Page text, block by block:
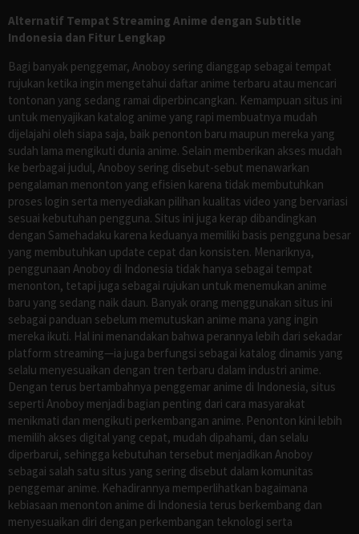
Alternatif Tempat Streaming Anime dengan Subtitle
Indonesia dan Fitur Lengkap
Bagi banyak penggemar, Anoboy sering dianggap sebagai tempat
rujukan ketika ingin mengetahui daftar anime terbaru atau mencari
tontonan yang sedang ramai diperbincangkan. Kemampuan situs ini
untuk menyajikan katalog anime yang rapi membuatnya mudah
dijelajahi oleh siapa saja, baik penonton baru maupun mereka yang
sudah lama mengikuti dunia anime. Selain memberikan akses mudah
ke berbagai judul, Anoboy sering disebut-sebut menawarkan
pengalaman menonton yang efisien karena tidak membutuhkan
proses login serta menyediakan pilihan kualitas video yang bervariasi
sesuai kebutuhan pengguna. Situs ini juga kerap dibandingkan
dengan Samehadaku karena keduanya memiliki basis pengguna besar
yang membutuhkan update cepat dan konsisten. Menariknya,
penggunaan Anoboy di Indonesia tidak hanya sebagai tempat
menonton, tetapi juga sebagai rujukan untuk menemukan anime
baru yang sedang naik daun. Banyak orang menggunakan situs ini
sebagai panduan sebelum memutuskan anime mana yang ingin
mereka ikuti. Hal ini menandakan bahwa perannya lebih dari sekadar
platform streaming—ia juga berfungsi sebagai katalog dinamis yang
selalu menyesuaikan dengan tren terbaru dalam industri anime.
Dengan terus bertambahnya penggemar anime di Indonesia, situs
seperti Anoboy menjadi bagian penting dari cara masyarakat
menikmati dan mengikuti perkembangan anime. Penonton kini lebih
memilih akses digital yang cepat, mudah dipahami, dan selalu
diperbarui, sehingga kebutuhan tersebut menjadikan Anoboy
sebagai salah satu situs yang sering disebut dalam komunitas
penggemar anime. Kehadirannya memperlihatkan bagaimana
kebiasaan menonton anime di Indonesia terus berkembang dan
menyesuaikan diri dengan perkembangan teknologi serta